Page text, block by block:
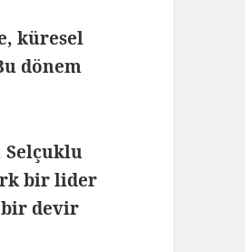
küresel
dönem
Selçuklu
bir lider
bir devir